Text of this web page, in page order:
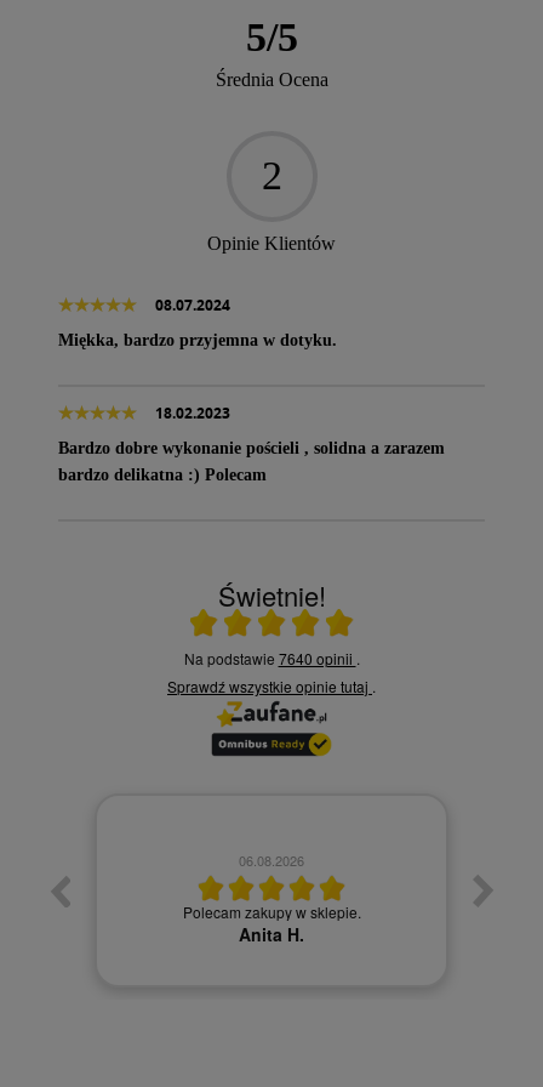
5/5
Średnia Ocena
2
Opinie Klientów
08.07.2024
Miękka, bardzo przyjemna w dotyku.
18.02.2023
Bardzo dobre wykonanie pościeli , solidna a zarazem
bardzo delikatna :) Polecam
Świetnie!
Ocena średnia 5 na 5
Na podstawie 7640 opinii .
Sprawdź wszystkie opinie tutaj .
06.08.2026
Polecam zakupy w sklepie.
Anita H.